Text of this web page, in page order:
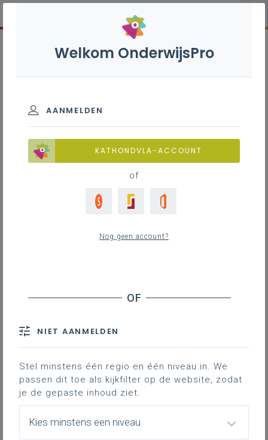
Welkom OnderwijsPro
AANMELDEN
KATHONDVLA-ACCOUNT
of
Nog geen account?
NIET AANMELDEN
Stel minstens één regio en één niveau in. We
passen dit toe als kijkfilter op de website, zodat
je de gepaste inhoud ziet.
Kies minstens een niveau